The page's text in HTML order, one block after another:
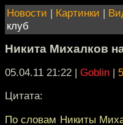
Новости | Картинки |
клуб
Никита Михалков
05.04.11 21:22 | Goblin |
Цитата:
По словам Никиты